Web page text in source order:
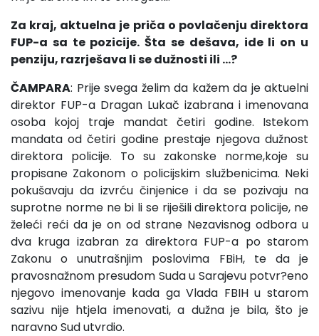
Za kraj, aktuelna je priča o povlačenju direktora
FUP-a sa te pozicije. Šta se dešava, ide li on u
penziju, razrješava li se dužnosti ili …?
ČAMPARA: Prije svega želim da kažem da je aktuelni
direktor FUP-a Dragan Lukač izabrana i imenovana
osoba kojoj traje mandat četiri godine. Istekom
mandata od četiri godine prestaje njegova dužnost
direktora policije. To su zakonske norme,koje su
propisane Zakonom o policijskim službenicima. Neki
pokušavaju da izvrću činjenice i da se pozivaju na
suprotne norme ne bi li se riješili direktora policije, ne
želeći reći da je on od strane Nezavisnog odbora u
dva kruga izabran za direktora FUP-a po starom
Zakonu o unutrašnjim poslovima FBiH, te da je
pravosnažnom presudom Suda u Sarajevu potvr?eno
njegovo imenovanje kada ga Vlada FBIH u starom
sazivu nije htjela imenovati, a dužna je bila, što je
naravno Sud utvrdio.